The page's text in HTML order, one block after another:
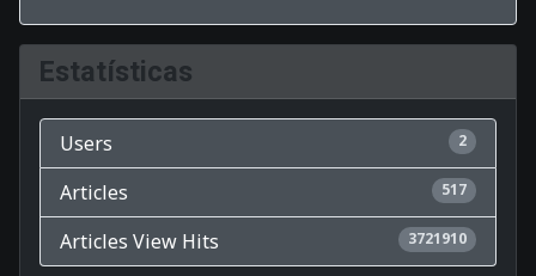
Estatísticas
Users 2
Articles 517
Articles View Hits 3721910